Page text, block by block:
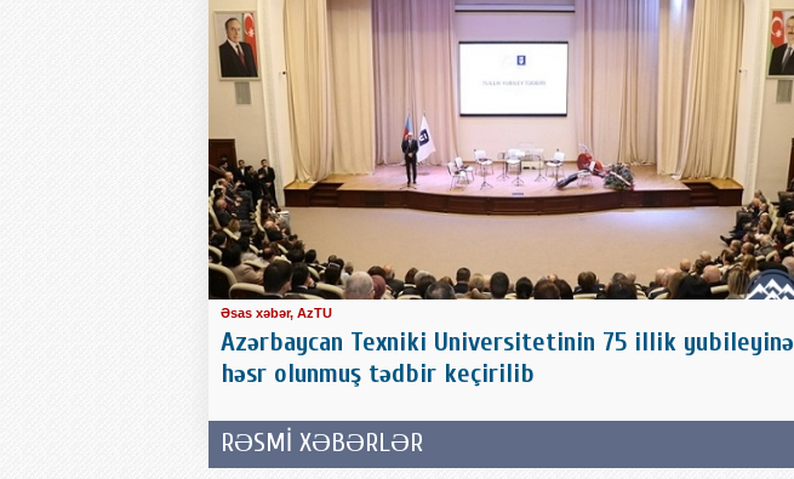
Əsas xəbər, AzTU
Azərbaycan Texniki Universitetinin 75 illik yubileyinə
həsr olunmuş tədbir keçirilib
RƏSMİ XƏBƏRLƏR